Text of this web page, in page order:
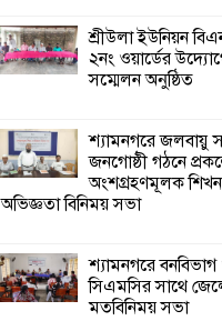
মতবিনিময় সভা
শ্রীউলা ইউনিয়ন
২নং ওয়ার্ডের
সম্মেলন অনুষ্ঠিত
শ্যামনগরে জলবায়ু
জনগোষ্ঠী গঠনে
অংশগ্রহণমূলক
অভিজ্ঞতা বিনিময় সভা
শ্যামনগরে
সিএমসির সাথে
মতবিনিময় সভা